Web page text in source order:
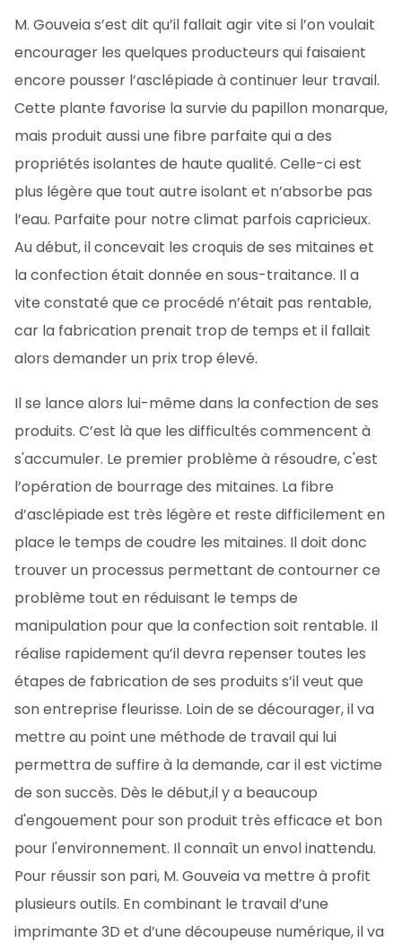
M. Gouveia s’est dit qu’il fallait agir vite si l’on voulait
encourager les quelques producteurs qui faisaient
encore pousser l’asclépiade à continuer leur travail.
Cette plante favorise la survie du papillon monarque,
mais produit aussi une fibre parfaite qui a des
propriétés isolantes de haute qualité. Celle-ci est
plus légère que tout autre isolant et n’absorbe pas
l’eau. Parfaite pour notre climat parfois capricieux.
Au début, il concevait les croquis de ses mitaines et
la confection était donnée en sous-traitance. Il a
vite constaté que ce procédé n’était pas rentable,
car la fabrication prenait trop de temps et il fallait
alors demander un prix trop élevé.
Il se lance alors lui-même dans la confection de ses
produits. C’est là que les difficultés commencent à
s'accumuler. Le premier problème à résoudre, c'est
l’opération de bourrage des mitaines. La fibre
d’asclépiade est très légère et reste difficilement en
place le temps de coudre les mitaines. Il doit donc
trouver un processus permettant de contourner ce
problème tout en réduisant le temps de
manipulation pour que la confection soit rentable. Il
réalise rapidement qu’il devra repenser toutes les
étapes de fabrication de ses produits s’il veut que
son entreprise fleurisse. Loin de se décourager, il va
mettre au point une méthode de travail qui lui
permettra de suffire à la demande, car il est victime
de son succès. Dès le début,il y a beaucoup
d'engouement pour son produit très efficace et bon
pour l'environnement. Il connaît un envol inattendu.
Pour réussir son pari, M. Gouveia va mettre à profit
plusieurs outils. En combinant le travail d’une
imprimante 3D et d’une découpeuse numérique, il va